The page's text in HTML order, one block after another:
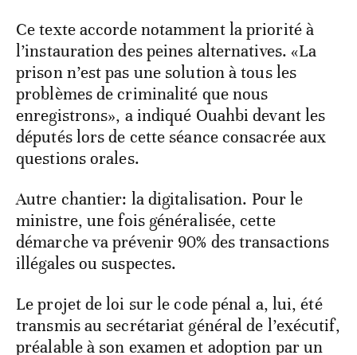
Ce texte accorde notamment la priorité à
l’instauration des peines alternatives. «La
prison n’est pas une solution à tous les
problèmes de criminalité que nous
enregistrons», a indiqué Ouahbi devant les
députés lors de cette séance consacrée aux
questions orales.
Autre chantier: la digitalisation. Pour le
ministre, une fois généralisée, cette
démarche va prévenir 90% des transactions
illégales ou suspectes.
Le projet de loi sur le code pénal a, lui, été
transmis au secrétariat général de l’exécutif,
préalable à son examen et adoption par un